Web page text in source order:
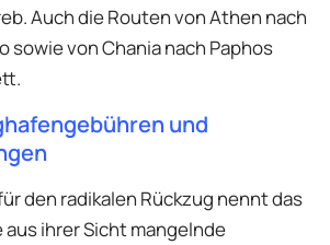
Auch die Routen von Athen nach
sowie von Chania nach Paphos
und
den radikalen Rückzug nennt das
ihrer Sicht mangelnde